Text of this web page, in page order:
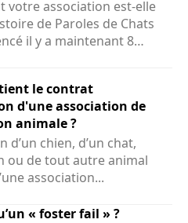
votre association est-elle
il y a maintenant 8
le contrat
d'une association de
animale ?
d’un chien, d’un chat,
ou de tout autre animal
association...
« foster fail » ?